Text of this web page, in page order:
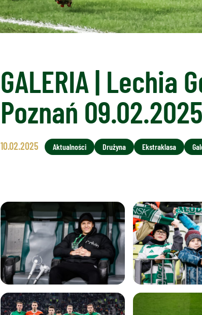
GALERIA | Lechia
Poznań 09.02.2025
10.02.2025 Aktualności Drużyna Ekstraklasa